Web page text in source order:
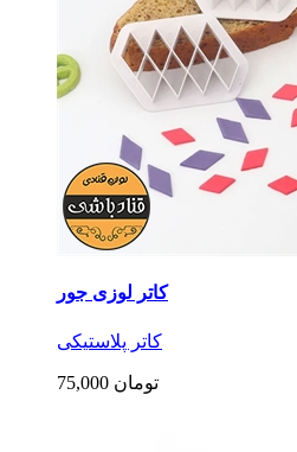
کاتر لوزی جور
کاتر پلاستیکی
75,000 تومان